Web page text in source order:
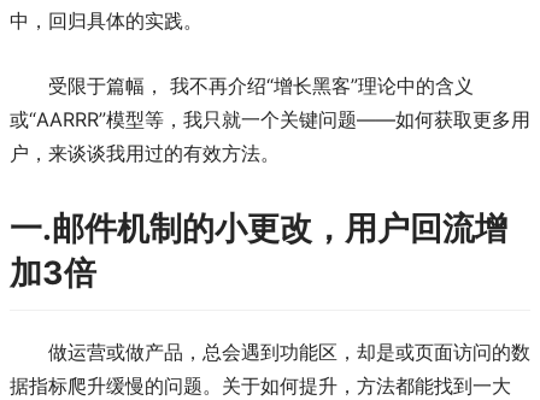
中，回归具体的实践。
受限于篇幅， 我不再介绍“增长黑客”理论中的含义
或“AARRR”模型等，我只就一个关键问题——如何获取更多用
户，来谈谈我用过的有效方法。
一.邮件机制的小更改，用户回流增
加3倍
做运营或做产品，总会遇到功能区，却是或页面访问的数
据指标爬升缓慢的问题。关于如何提升，方法都能找到一大